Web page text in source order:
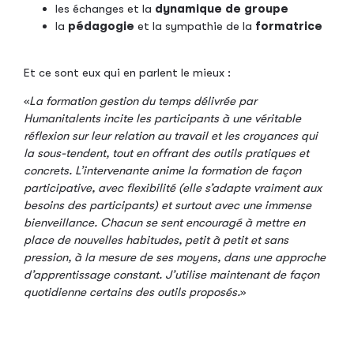
les échanges et la dynamique de groupe
la pédagogie et la sympathie de la formatrice
Et ce sont eux qui en parlent le mieux :
«La formation gestion du temps délivrée par
Humanitalents incite les participants à une véritable
réflexion sur leur relation au travail et les croyances qui
la sous-tendent, tout en offrant des outils pratiques et
concrets. L’intervenante anime la formation de façon
participative, avec flexibilité (elle s’adapte vraiment aux
besoins des participants) et surtout avec une immense
bienveillance. Chacun se sent encouragé à mettre en
place de nouvelles habitudes, petit à petit et sans
pression, à la mesure de ses moyens, dans une approche
d’apprentissage constant. J’utilise maintenant de façon
quotidienne certains des outils proposés.»